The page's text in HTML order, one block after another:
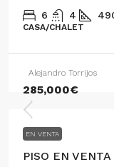
6 4
CASA/CHALET
Alejandro Torrijos
285,000€
EN VENTA
PISO EN